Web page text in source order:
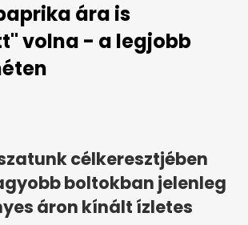
ára is
volna - a legjobb
célkeresztjében
boltokban jelenleg
áron kínált ízletes